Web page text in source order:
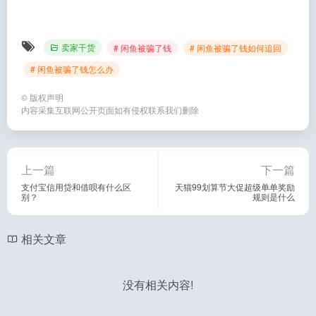
卖家干货 # 闲鱼被骗了钱
# 闲鱼被骗了钱如何追回
# 闲鱼被骗了钱怎么办
© 版权声明
内容采集互联网公开页面如有侵权联系我们删除
上一篇
支付宝信用贷和借呗有什么区
别？
下一篇
天猫99划算节大促超级单单奖励
规则是什么
相关文章
没有相关内容!